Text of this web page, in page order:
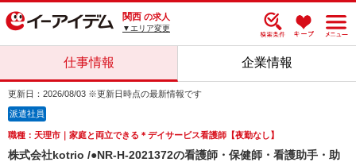
関西 の求人
▼エリア変更
仕事情報 企業情報
更新日：2026/08/03 ※更新日時点の最新情報です
派遣社員
職種：天理市｜家庭と両立できる＊デイサービス看護師【夜勤なし】
株式会社kotrio /●NR-H-2021372の看護師・保健師・看護助手・助